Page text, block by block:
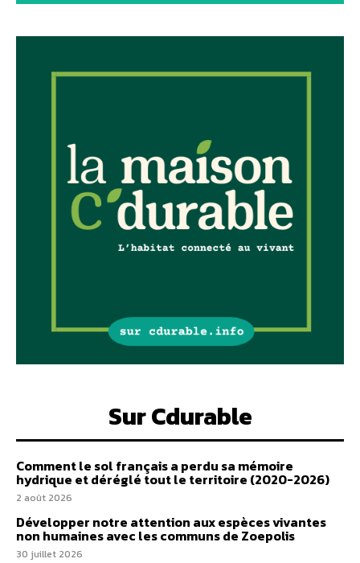
Sur Cdurable
Comment le sol français a perdu sa mémoire
hydrique et déréglé tout le territoire (2020-2026)
2 août 2026
Développer notre attention aux espèces vivantes
non humaines avec les communs de Zoepolis
30 juillet 2026